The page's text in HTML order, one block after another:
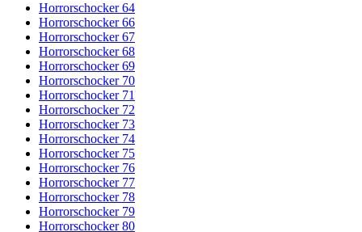
Horrorschocker 64
Horrorschocker 66
Horrorschocker 67
Horrorschocker 68
Horrorschocker 69
Horrorschocker 70
Horrorschocker 71
Horrorschocker 72
Horrorschocker 73
Horrorschocker 74
Horrorschocker 75
Horrorschocker 76
Horrorschocker 77
Horrorschocker 78
Horrorschocker 79
Horrorschocker 80